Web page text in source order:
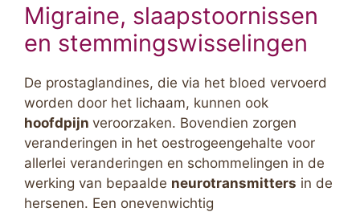
Migraine, slaapstoornissen
en stemmingswisselingen
De prostaglandines, die via het bloed vervoerd
worden door het lichaam, kunnen ook
hoofdpijn veroorzaken. Bovendien zorgen
veranderingen in het oestrogeengehalte voor
allerlei veranderingen en schommelingen in de
werking van bepaalde neurotransmitters in de
hersenen. Een onevenwichtig